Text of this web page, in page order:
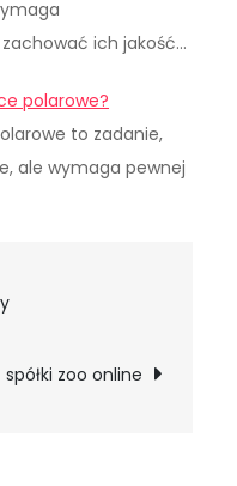
ich jakość…
polarowe?
to zadanie,
ale wymaga pewnej
zoo online